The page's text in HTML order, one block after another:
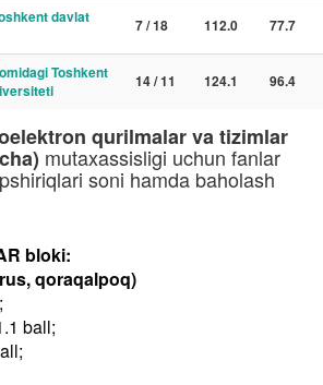
davlat
7 / 18 112.0 77.7
Toshkent
14 / 11 124.1 96.4
qurilmalar va tizimlar
mutaxassisligi uchun fanlar
soni hamda baholash
bloki:
qoraqalpoq)
ball;